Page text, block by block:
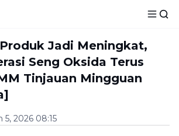
Jadi Meningkat,
Seng Oksida Terus
Tinjauan Mingguan
5, 2026 08:15